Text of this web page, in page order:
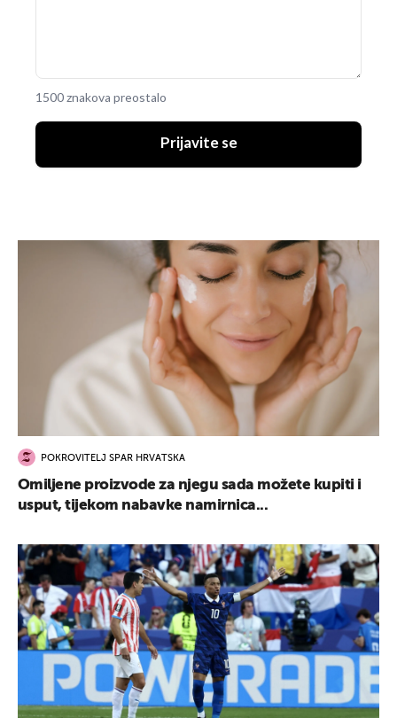
1500 znakova preostalo
Prijavite se
POKROVITELJ SPAR HRVATSKA
Omiljene proizvode za njegu sada možete kupiti i
usput, tijekom nabavke namirnica...